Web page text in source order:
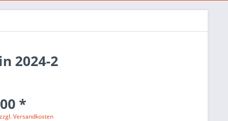
2024-2
*
zzgl. Versandkosten